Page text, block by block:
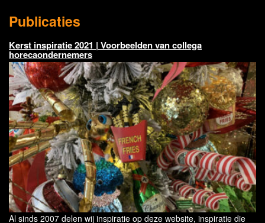
Publicaties
Kerst inspiratie 2021 | Voorbeelden van collega
horecaondernemers
Al sinds 2007 delen wij inspiratie op deze website, inspiratie die